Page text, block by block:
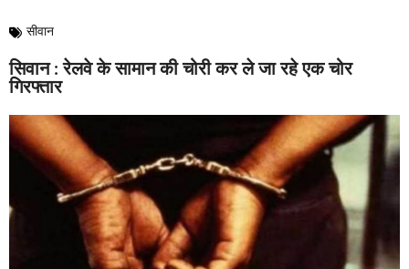
सीवान
सिवान : रेलवे के सामान की चोरी कर ले जा रहे एक चोर
गिरफ्तार